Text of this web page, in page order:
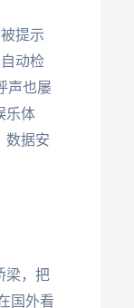
提示
动检
声也屡
乐体
数据安
梁，把
国外看